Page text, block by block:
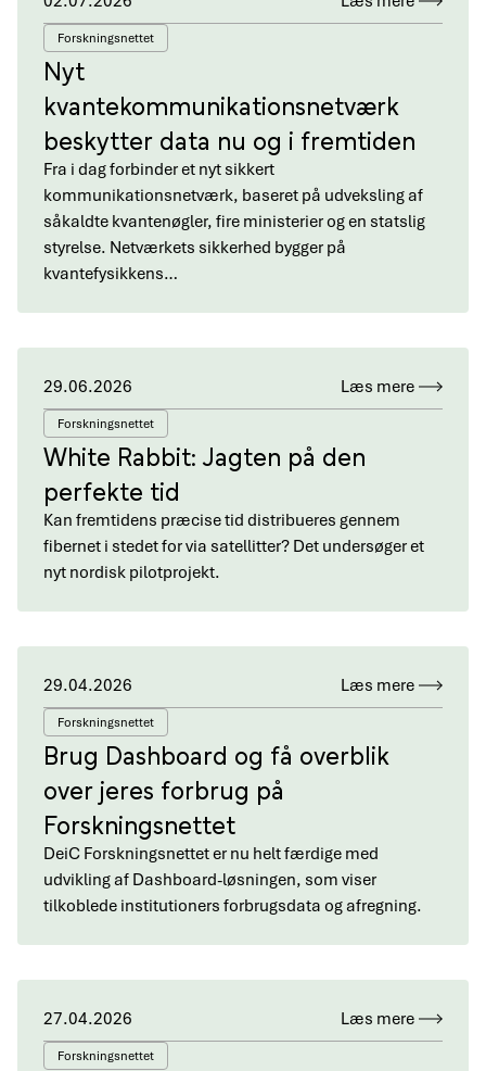
Forskningsnettet
Nyt
kvantekommunikationsnetværk
beskytter data nu og i fremtiden
Fra i dag forbinder et nyt sikkert
kommunikationsnetværk, baseret på udveksling af
såkaldte kvantenøgler, fire ministerier og en statslig
styrelse. Netværkets sikkerhed bygger på
kvantefysikkens…
29.06.2026 Læs mere
Forskningsnettet
White Rabbit: Jagten på den
perfekte tid
Kan fremtidens præcise tid distribueres gennem
fibernet i stedet for via satellitter? Det undersøger et
nyt nordisk pilotprojekt.
29.04.2026 Læs mere
Forskningsnettet
Brug Dashboard og få overblik
over jeres forbrug på
Forskningsnettet
DeiC Forskningsnettet er nu helt færdige med
udvikling af Dashboard-løsningen, som viser
tilkoblede institutioners forbrugsdata og afregning.
27.04.2026 Læs mere
Forskningsnettet